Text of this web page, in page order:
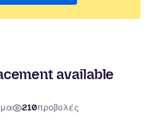
available
210προβολές